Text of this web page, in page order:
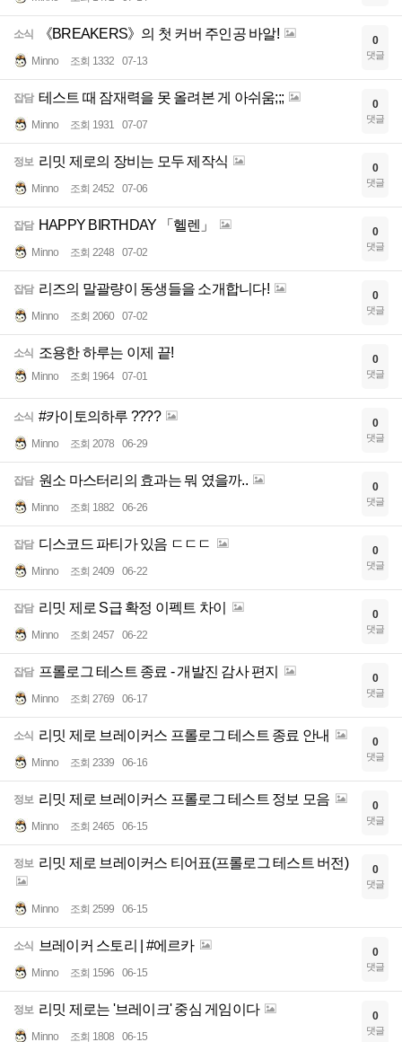
소식 《BREAKERS》의 첫 커버 주인공 바알!
Minno 조회 1332 07-13
0
댓글
잡담 테스트 때 잠재력을 못 올려본 게 아쉬움;;;
Minno 조회 1931 07-07
0
댓글
정보 리밋 제로의 장비는 모두 제작식
Minno 조회 2452 07-06
0
댓글
잡담 HAPPY BIRTHDAY 「헬렌」
Minno 조회 2248 07-02
0
댓글
잡담 리즈의 말괄량이 동생들을 소개합니다!
Minno 조회 2060 07-02
0
댓글
소식 조용한 하루는 이제 끝!
Minno 조회 1964 07-01
0
댓글
소식 #카이토의하루 ????
Minno 조회 2078 06-29
0
댓글
잡담 원소 마스터리의 효과는 뭐 였을까..
Minno 조회 1882 06-26
0
댓글
잡담 디스코드 파티가 있음 ㄷㄷㄷ
Minno 조회 2409 06-22
0
댓글
잡담 리밋 제로 S급 확정 이펙트 차이
Minno 조회 2457 06-22
0
댓글
잡담 프롤로그 테스트 종료 - 개발진 감사 편지
Minno 조회 2769 06-17
0
댓글
소식 리밋 제로 브레이커스 프롤로그 테스트 종료 안내
Minno 조회 2339 06-16
0
댓글
정보 리밋 제로 브레이커스 프롤로그 테스트 정보 모음
Minno 조회 2465 06-15
0
댓글
정보 리밋 제로 브레이커스 티어표(프롤로그 테스트 버전)
Minno 조회 2599 06-15
0
댓글
소식 브레이커 스토리 | #에르카
Minno 조회 1596 06-15
0
댓글
정보 리밋 제로는 '브레이크' 중심 게임이다
Minno 조회 1808 06-15
0
댓글